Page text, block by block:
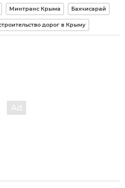
Минтранс Крыма Бахчисарай
дорог в Крыму